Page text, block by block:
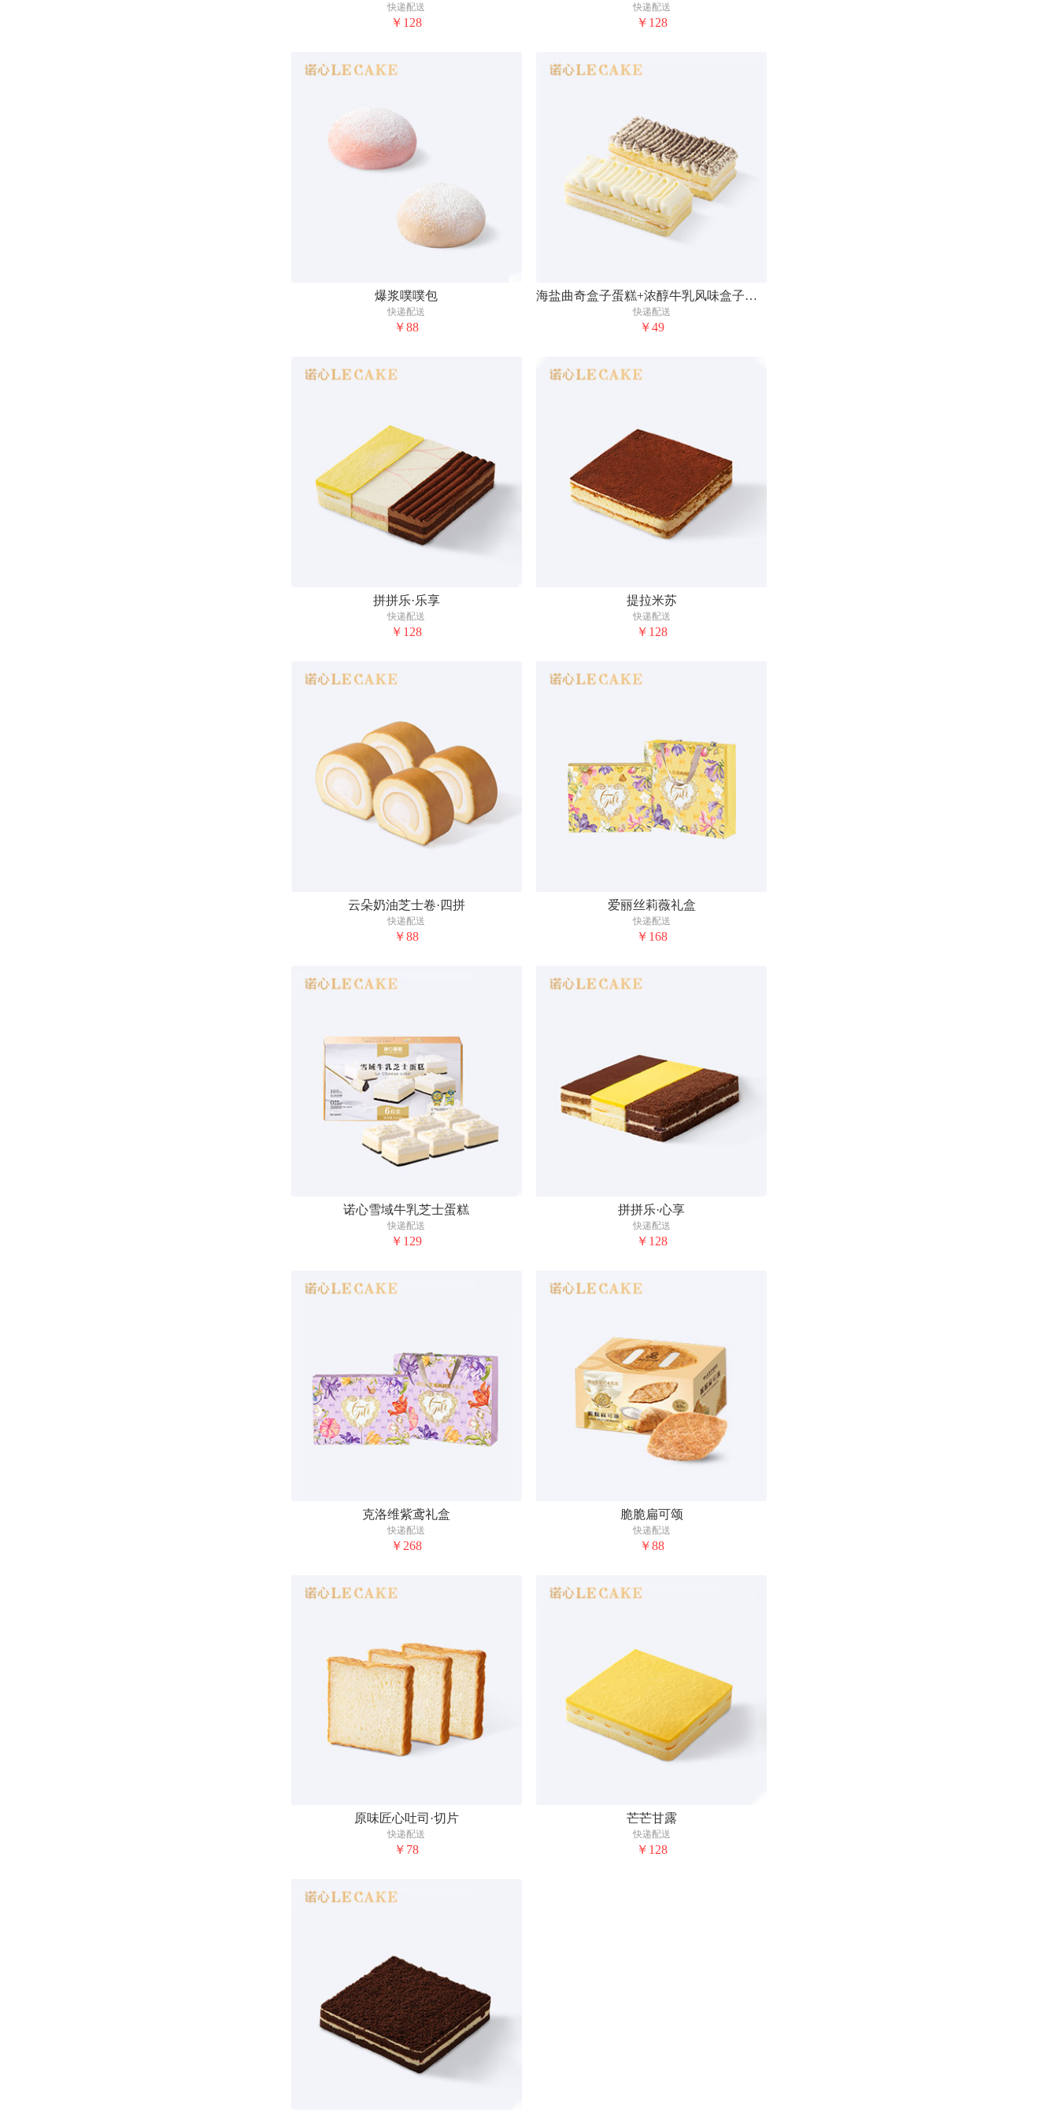
快递配送
￥128
快递配送
￥128
爆浆噗噗包
快递配送
￥88
海盐曲奇盒子蛋糕+浓醇牛乳风味盒子蛋糕
快递配送
￥49
拼拼乐·乐享
快递配送
￥128
提拉米苏
快递配送
￥128
云朵奶油芝士卷·四拼
快递配送
￥88
爱丽丝莉薇礼盒
快递配送
￥168
诺心雪域牛乳芝士蛋糕
快递配送
￥129
拼拼乐·心享
快递配送
￥128
克洛维紫鸢礼盒
快递配送
￥268
脆脆扁可颂
快递配送
￥88
原味匠心吐司·切片
快递配送
￥78
芒芒甘露
快递配送
￥128